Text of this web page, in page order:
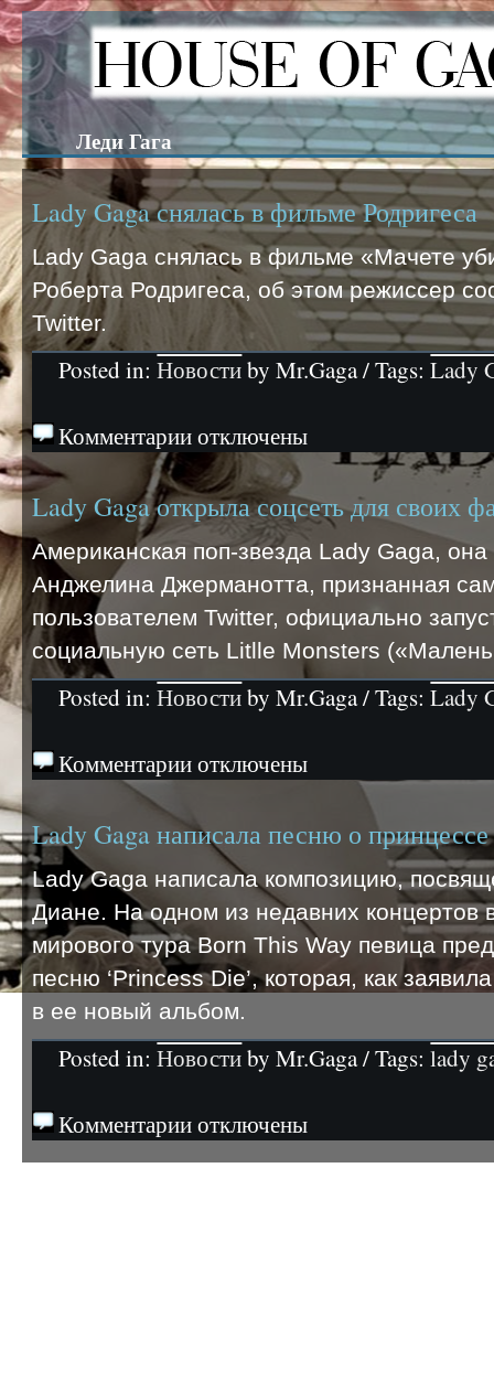
Леди Гага
Lady Gaga снялась в фильме Родригеса
Lady Gaga снялась в фильме «Мачете
Роберта Родригеса, об этом режиссер
Twitter.
Posted in:Новостиby Mr.Gaga / Tags:Lady
Комментарии отключены
Lady Gaga открыла соцсеть для своих
Американская поп-звезда Lady Gaga,
Анджелина Джерманотта, признанная
пользователем Twitter, официально
социальную сеть Litlle Monsters
Posted in:Новостиby Mr.Gaga / Tags:Lady
Комментарии отключены
Lady Gaga написала песню о
Lady Gaga написала композицию,
Диане. На одном из недавних концертов
мирового тура Born This Way певица
песню ‘Princess Die’, которая, как
в ее новый альбом.
Posted in:Новостиby Mr.Gaga / Tags:lady
Комментарии отключены